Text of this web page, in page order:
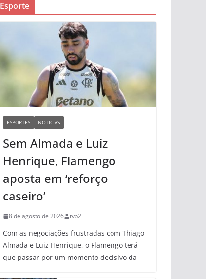
Esporte
ESPORTES NOTÍCIAS
Sem Almada e Luiz
Henrique, Flamengo
aposta em ‘reforço
caseiro’
8 de agosto de 2026 tvp2
Com as negociações frustradas com Thiago
Almada e Luiz Henrique, o Flamengo terá
que passar por um momento decisivo da